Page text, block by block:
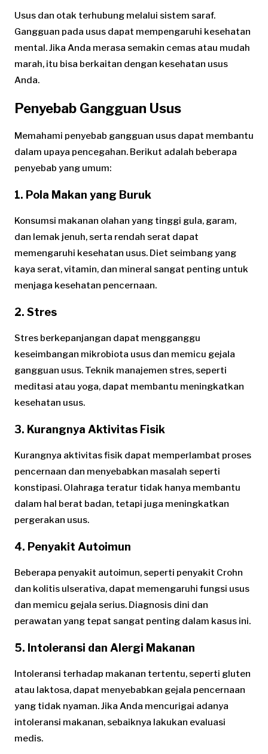
Usus dan otak terhubung melalui sistem saraf.
Gangguan pada usus dapat mempengaruhi kesehatan
mental. Jika Anda merasa semakin cemas atau mudah
marah, itu bisa berkaitan dengan kesehatan usus
Anda.
Penyebab Gangguan Usus
Memahami penyebab gangguan usus dapat membantu
dalam upaya pencegahan. Berikut adalah beberapa
penyebab yang umum:
1. Pola Makan yang Buruk
Konsumsi makanan olahan yang tinggi gula, garam,
dan lemak jenuh, serta rendah serat dapat
memengaruhi kesehatan usus. Diet seimbang yang
kaya serat, vitamin, dan mineral sangat penting untuk
menjaga kesehatan pencernaan.
2. Stres
Stres berkepanjangan dapat mengganggu
keseimbangan mikrobiota usus dan memicu gejala
gangguan usus. Teknik manajemen stres, seperti
meditasi atau yoga, dapat membantu meningkatkan
kesehatan usus.
3. Kurangnya Aktivitas Fisik
Kurangnya aktivitas fisik dapat memperlambat proses
pencernaan dan menyebabkan masalah seperti
konstipasi. Olahraga teratur tidak hanya membantu
dalam hal berat badan, tetapi juga meningkatkan
pergerakan usus.
4. Penyakit Autoimun
Beberapa penyakit autoimun, seperti penyakit Crohn
dan kolitis ulserativa, dapat memengaruhi fungsi usus
dan memicu gejala serius. Diagnosis dini dan
perawatan yang tepat sangat penting dalam kasus ini.
5. Intoleransi dan Alergi Makanan
Intoleransi terhadap makanan tertentu, seperti gluten
atau laktosa, dapat menyebabkan gejala pencernaan
yang tidak nyaman. Jika Anda mencurigai adanya
intoleransi makanan, sebaiknya lakukan evaluasi
medis.